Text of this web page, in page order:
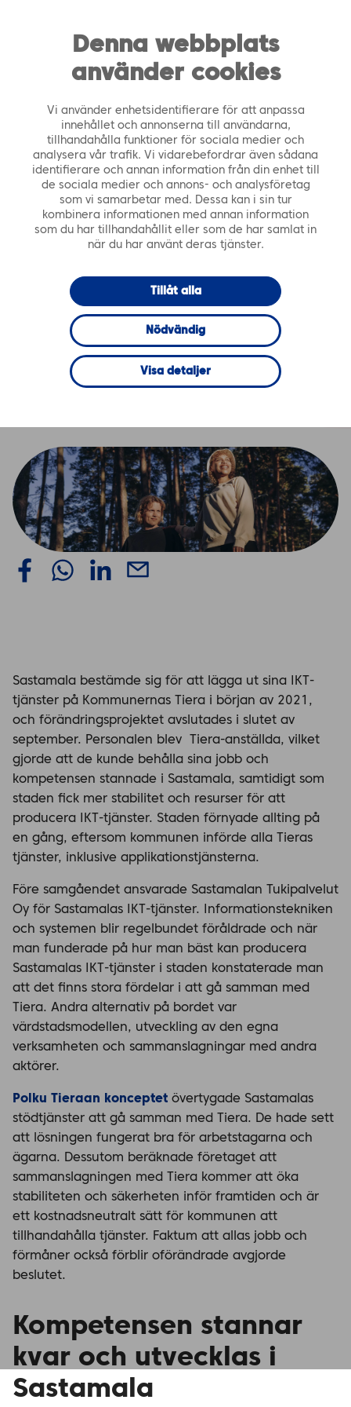
Denna webbplats
använder cookies
Vi använder enhetsidentifierare för att anpassa
innehållet och annonserna till användarna,
tillhandahålla funktioner för sociala medier och
analysera vår trafik. Vi vidarebefordrar även sådana
identifierare och annan information från din enhet till
de sociala medier och annons- och analysföretag
som vi samarbetar med. Dessa kan i sin tur
kombinera informationen med annan information
som du har tillhandahållit eller som de har samlat in
när du har använt deras tjänster.
Tillåt alla
Nödvändig
Visa detaljer
https://tiera.fi/name FI SV
Tieraan säkrade bra nya jobb för Sastamalas IKT-
personal
1.11.2021
Konceptet Polku
Tieraan säkrade
bra nya jobb för
Sastamalas IKT-
personal
Sastamala bestämde sig för att lägga ut sina IKT-
tjänster på Kommunernas Tiera i början av 2021,
och förändringsprojektet avslutades i slutet av
september. Personalen blev Tiera-anställda, vilket
gjorde att de kunde behålla sina jobb och
kompetensen stannade i Sastamala, samtidigt som
staden fick mer stabilitet och resurser för att
producera IKT-tjänster. Staden förnyade allting på
en gång, eftersom kommunen införde alla Tieras
tjänster, inklusive applikationstjänsterna.
Före samgåendet ansvarade Sastamalan Tukipalvelut
Oy för Sastamalas IKT-tjänster. Informationstekniken
och systemen blir regelbundet föråldrade och när
man funderade på hur man bäst kan producera
Sastamalas IKT-tjänster i staden konstaterade man
att det finns stora fördelar i att gå samman med
Tiera. Andra alternativ på bordet var
värdstadsmodellen, utveckling av den egna
verksamheten och sammanslagningar med andra
aktörer.
Polku Tieraan konceptet övertygade Sastamalas
stödtjänster att gå samman med Tiera. De hade sett
att lösningen fungerat bra för arbetstagarna och
ägarna. Dessutom beräknade företaget att
sammanslagningen med Tiera kommer att öka
stabiliteten och säkerheten inför framtiden och är
ett kostnadsneutralt sätt för kommunen att
tillhandahålla tjänster. Faktum att allas jobb och
förmåner också förblir oförändrade avgjorde
beslutet.
Kompetensen stannar
kvar och utvecklas i
Sastamala